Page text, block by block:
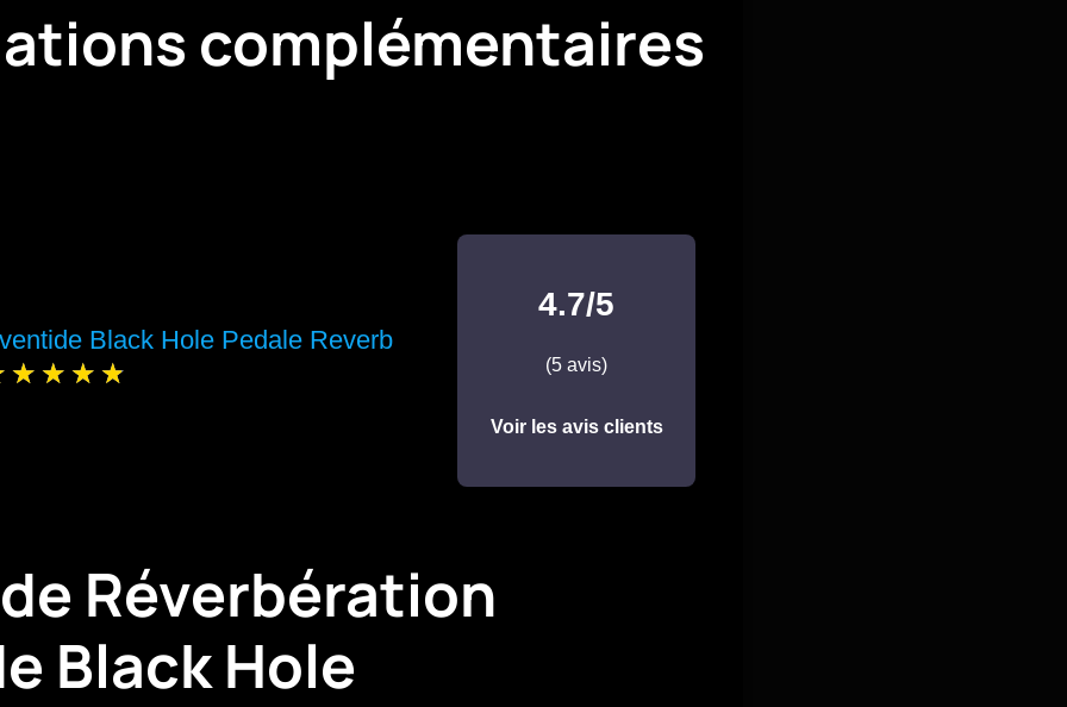
complémentaires
Black Hole Pedale Reverb
4.7/5
(5 avis)
Voir les avis clients
Réverbération
Black Hole